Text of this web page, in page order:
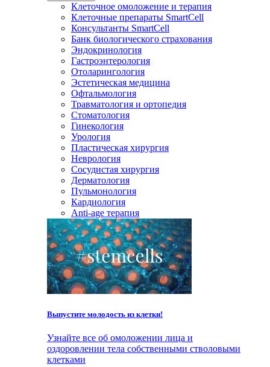
Клеточное омоложение и терапия
Клеточные препараты SmartCell
Консультанты SmartCell
Банк биологического страхования
Эндокринология
Гастроэнтерология
Отоларингология
Эстетическая медицина
Офтальмология
Травматология и ортопедия
Стоматология
Гинекология
Урология
Пластическая хирургия
Неврология
Сосудистая хирургия
Дерматология
Пульмонология
Кардиология
Anti-age терапия
Выпустите молодость из клетки!
Узнайте все об омоложении лица и
оздоровлении тела собственными стволовыми
клетками